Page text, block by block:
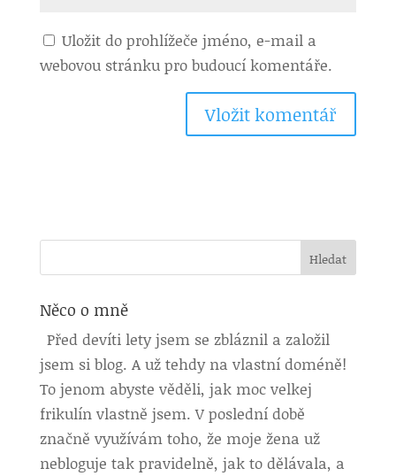
Uložit do prohlížeče jméno, e-mail a
webovou stránku pro budoucí komentáře.
Něco o mně
Před devíti lety jsem se zbláznil a založil
jsem si blog. A už tehdy na vlastní doméně!
To jenom abyste věděli, jak moc velkej
frikulín vlastně jsem. V poslední době
značně využívám toho, že moje žena už
nebloguje tak pravidelně, jak to dělávala, a